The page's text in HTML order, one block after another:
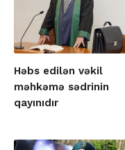
Həbs edilən vəkil
məhkəmə sədrinin
qayınıdır